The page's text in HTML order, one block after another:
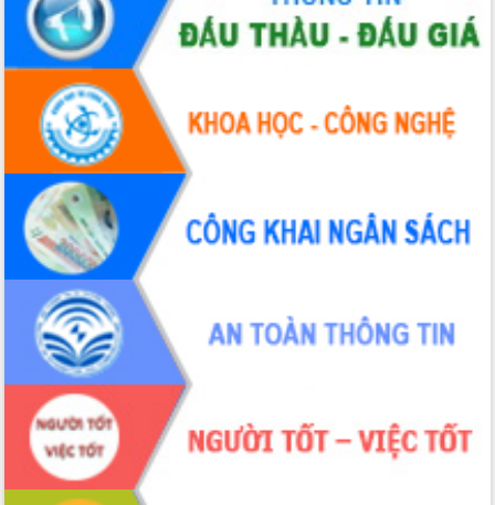
Định vị cà phê Việt Nam như một “di
sản sống” trong dòng chảy toàn cầu
Xây dựng nông thôn mới: Nâng cao đời
sống người dân từ những mô hình thiết
thực
Quyết liệt tháo gỡ vướng mắc, đẩy
nhanh tiến độ các dự án trọng điểm
trong Khu kinh tế Nam Phú Yên
Hòn Yến phát triển du lịch gắn với bảo
tồn biển
Lấy ý kiến điều chỉnh Quy hoạch tỉnh
Đắk Lắk thời kỳ 2021-2030, tầm nhìn
đến năm 2050
Phát động chiến dịch 30 ngày đêm
giải phóng mặt bằng Tuyến đường bộ
ven biển
Đắk Lắk nỗ lực thúc đẩy tăng trưởng
kinh tế từ 10% trở lên trong Quý
II/2026
Đắk Lắk ký kết thỏa thuận hợp tác về
chuyển đổi số giai đoạn 2026 – 2030